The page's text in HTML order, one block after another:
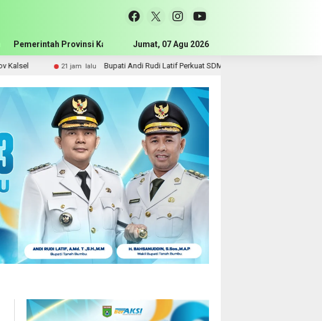
Pemerintah Provinsi Kalimantan Selatan Pemerintah Kabupaten Tanah
Jumat, 07 Agu 2026
Bupati Andi Rudi Latif Perkuat SDM, Disnakertrans Gelar Pelatihan Desain Grafis dan